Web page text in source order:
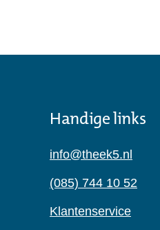
Handige links
info@theek5.nl
(085) 744 10 52
Klantenservice